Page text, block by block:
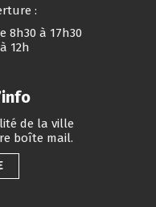
:
8h30 à 17h30
12h
de la ville
boîte mail.